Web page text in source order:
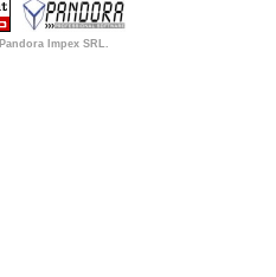
Pandora Impex SRL.